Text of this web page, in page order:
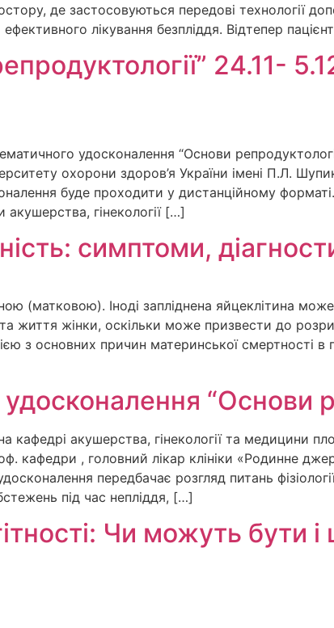
де застосовуються передові технології
лікування безпліддя. Відтепер
24.11-
удосконалення “Основи
охорони здоров’я України імені П.Л.
буде проходити у дистанційному
гінекології […]
симптоми,
(матковою). Іноді запліднена яйцеклітина
життя жінки, оскільки може призвести до
з основних причин материнської смертності в
“Основи
кафедрі акушерства, гінекології та медицини
кафедри , головний лікар клініки «Родинне
передбачає розгляд питань
під час непліддя, […]
Чи можуть бути